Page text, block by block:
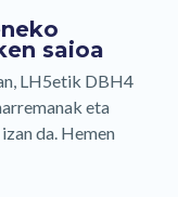
saioa
LH5etik DBH4
eta
da. Hemen